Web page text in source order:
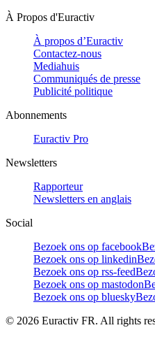
À Propos d'Euractiv
À propos d’Euractiv
Contactez-nous
Mediahuis
Communiqués de presse
Publicité politique
Abonnements
Euractiv Pro
Newsletters
Rapporteur
Newsletters en anglais
Social
Bezoek ons op facebook
Bezoek ons op linkedin
Bezoek ons op rss-feed
Bezoek ons op mastodon
Bezoek ons op bluesky
© 2026 Euractiv FR. All rights